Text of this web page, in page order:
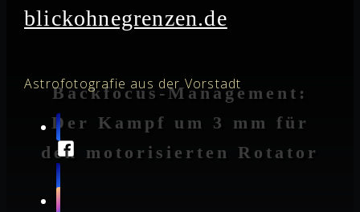
blickohnegrenzen.de
Astrofotografie aus der Vorstadt
Backfocus-Management:
Der Kampf um 3 mm für
den motorisierten Rotator